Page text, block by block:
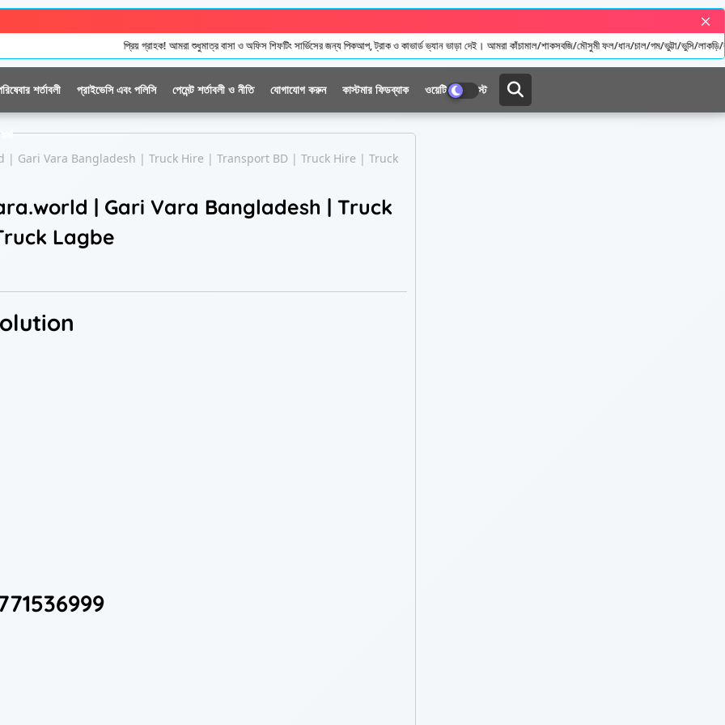
প্রিয় গ্রাহক! আমরা শুধুমাত্র বাসা ও অফিস শিফটিং সার্ভিসের জন্য পিকআপ, ট্রাক ও কাভার্ড ভ্যান ভাড়া দেই। আমরা কাঁচামাল/শাকসবজি/মৌসুমী ফল/ধান/চাল/গম/ভুট্টা/ভুসি/লাকড়ি/কনস্ট্রাকশন সম্পর্কিত
শর্তাবলী প্রাইভেসি এবং পলিসি পেমেন্ট শর্তাবলী ও নীতি যোগাযোগ করুন কাস্টমার ফিডব্যাক ওয়েটিং চার্জ লিস্ট
| Gari Vara Bangladesh | Truck Hire | Transport BD | Truck Hire | Truck
| Gari Vara Bangladesh | Truck
Lagbe